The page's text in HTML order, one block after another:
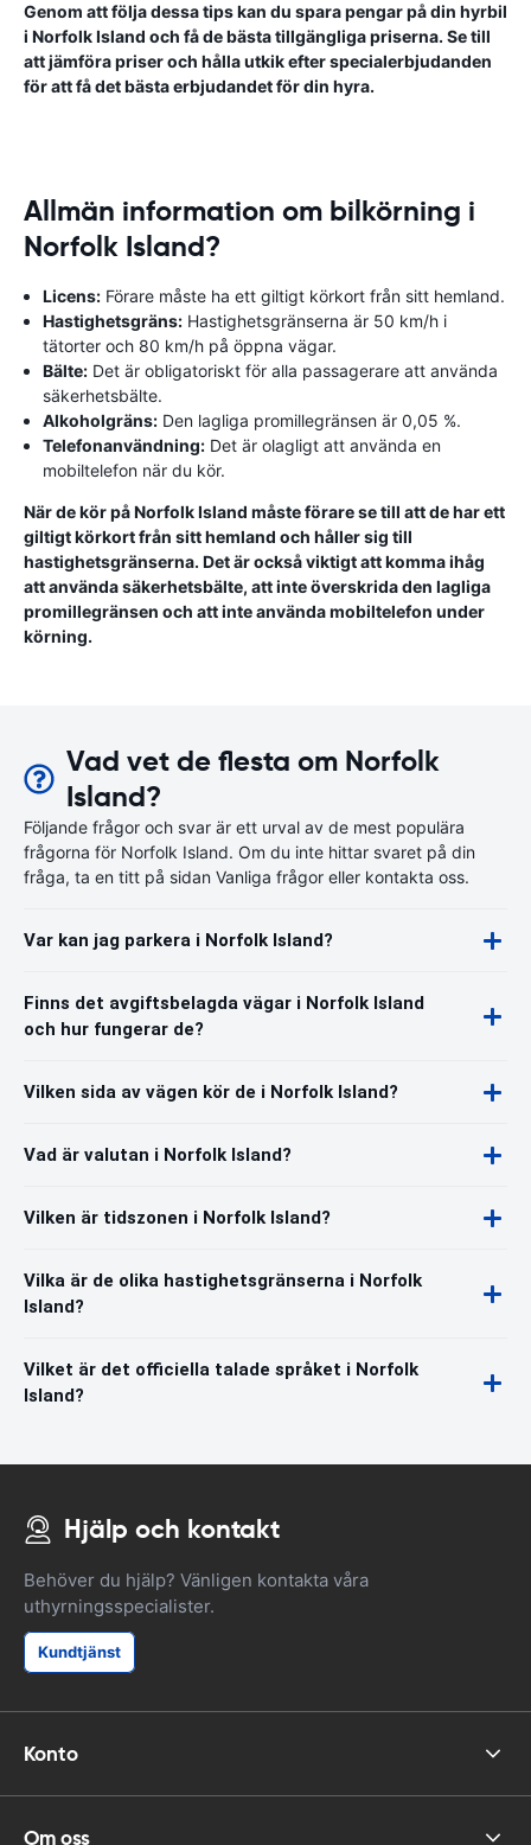
Genom att följa dessa tips kan du spara pengar på din hyrbil
i Norfolk Island och få de bästa tillgängliga priserna. Se till
att jämföra priser och hålla utkik efter specialerbjudanden
för att få det bästa erbjudandet för din hyra.
Allmän information om bilkörning i
Norfolk Island?
Licens: Förare måste ha ett giltigt körkort från sitt hemland.
Hastighetsgräns: Hastighetsgränserna är 50 km/h i
tätorter och 80 km/h på öppna vägar.
Bälte: Det är obligatoriskt för alla passagerare att använda
säkerhetsbälte.
Alkoholgräns: Den lagliga promillegränsen är 0,05 %.
Telefonanvändning: Det är olagligt att använda en
mobiltelefon när du kör.
När de kör på Norfolk Island måste förare se till att de har ett
giltigt körkort från sitt hemland och håller sig till
hastighetsgränserna. Det är också viktigt att komma ihåg
att använda säkerhetsbälte, att inte överskrida den lagliga
promillegränsen och att inte använda mobiltelefon under
körning.
Vad vet de flesta om Norfolk
Island?
Följande frågor och svar är ett urval av de mest populära
frågorna för Norfolk Island. Om du inte hittar svaret på din
fråga, ta en titt på sidan Vanliga frågor eller kontakta oss.
Var kan jag parkera i Norfolk Island?
Finns det avgiftsbelagda vägar i Norfolk Island
och hur fungerar de?
Vilken sida av vägen kör de i Norfolk Island?
Vad är valutan i Norfolk Island?
Vilken är tidszonen i Norfolk Island?
Vilka är de olika hastighetsgränserna i Norfolk
Island?
Vilket är det officiella talade språket i Norfolk
Island?
Hjälp och kontakt
Behöver du hjälp? Vänligen kontakta våra
uthyrningsspecialister.
Kundtjänst
Konto
Om oss